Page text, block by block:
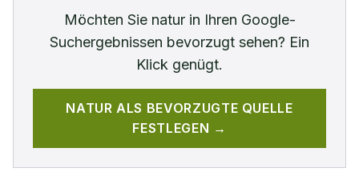
Möchten Sie naturin Ihren Google-
Suchergebnissen bevorzugt sehen? Ein
Klick genügt.
NATUR ALS BEVORZUGTE QUELLE
FESTLEGEN →